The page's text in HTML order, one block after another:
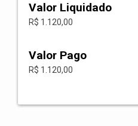
Valor Liquidado
R$ 1.120,00
Valor Pago
R$ 1.120,00